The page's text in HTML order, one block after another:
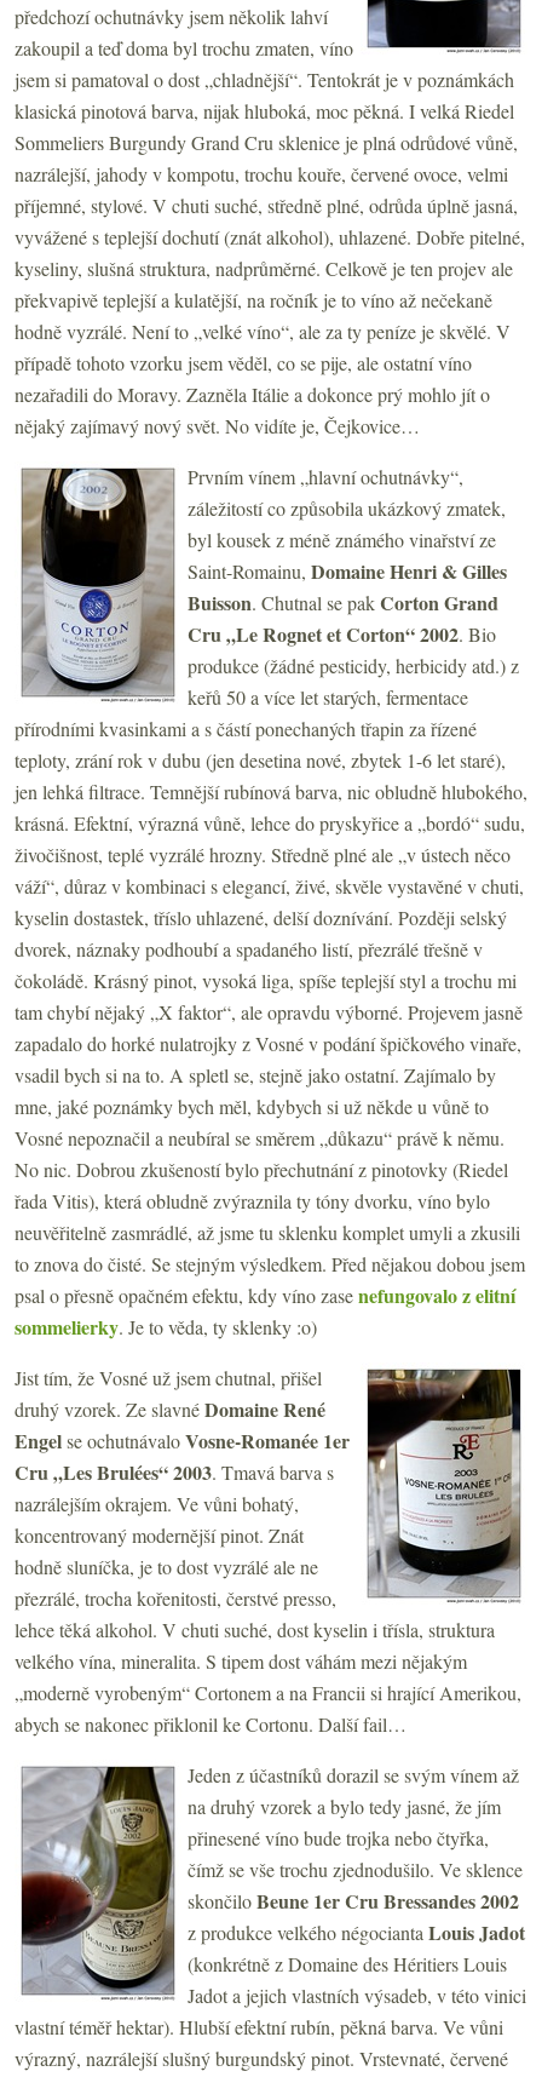
předchozí ochutnávky jsem několik lahví
zakoupil a teď doma byl trochu zmaten, víno
jsem si pamatoval o dost „chladnější“. Tentokrát je v poznámkách
klasická pinotová barva, nijak hluboká, moc pěkná. I velká Riedel
Sommeliers Burgundy Grand Cru sklenice je plná odrůdové vůně,
nazrálejší, jahody v kompotu, trochu kouře, červené ovoce, velmi
příjemné, stylové. V chuti suché, středně plné, odrůda úplně jasná,
vyvážené s teplejší dochutí (znát alkohol), uhlazené. Dobře pitelné,
kyseliny, slušná struktura, nadprůměrné. Celkově je ten projev ale
překvapivě teplejší a kulatější, na ročník je to víno až nečekaně
hodně vyzrálé. Není to „velké víno“, ale za ty peníze je skvělé. V
případě tohoto vzorku jsem věděl, co se pije, ale ostatní víno
nezařadili do Moravy. Zazněla Itálie a dokonce prý mohlo jít o
nějaký zajímavý nový svět. No vidíte je, Čejkovice…
Prvním vínem „hlavní ochutnávky“,
záležitostí co způsobila ukázkový zmatek,
byl kousek z méně známého vinařství ze
Saint-Romainu, Domaine Henri & Gilles
Buisson. Chutnal se pakCorton Grand
Cru „Le Rognet et Corton“ 2002. Bio
produkce (žádné pesticidy, herbicidy atd.) z
keřů 50 a více let starých, fermentace
přírodními kvasinkami a s částí ponechaných třapin za řízené
teploty, zrání rok v dubu (jen desetina nové, zbytek 1-6 let staré),
jen lehká filtrace. Temnější rubínová barva, nic obludně hlubokého,
krásná. Efektní, výrazná vůně, lehce do pryskyřice a „bordó“ sudu,
živočišnost, teplé vyzrálé hrozny. Středně plné ale „v ústech něco
váží“, důraz v kombinaci s elegancí, živé, skvěle vystavěné v chuti,
kyselin dostastek, tříslo uhlazené, delší doznívání. Později selský
dvorek, náznaky podhoubí a spadaného listí, přezrálé třešně v
čokoládě. Krásný pinot, vysoká liga, spíše teplejší styl a trochu mi
tam chybí nějaký „X faktor“, ale opravdu výborné. Projevem jasně
zapadalo do horké nulatrojky z Vosné v podání špičkového vinaře,
vsadil bych si na to. A spletl se, stejně jako ostatní. Zajímalo by
mne, jaké poznámky bych měl, kdybych si už někde u vůně to
Vosné nepoznačil a neubíral se směrem „důkazu“ právě k němu.
No nic. Dobrou zkušeností bylo přechutnání z pinotovky (Riedel
řada Vitis), která obludně zvýraznila ty tóny dvorku, víno bylo
neuvěřitelně zasmrádlé, až jsme tu sklenku komplet umyli a zkusili
to znova do čisté. Se stejným výsledkem. Před nějakou dobou jsem
psal o přesně opačném efektu, kdy víno zasenefungovalo z elitní
sommelierky. Je to věda, ty sklenky :o)
Jist tím, že Vosné už jsem chutnal, přišel
druhý vzorek. Ze slavnéDomaine René
Engelse ochutnávaloVosne-Romanée 1er
Cru „Les Brulées“ 2003. Tmavá barva s
nazrálejším okrajem. Ve vůni bohatý,
koncentrovaný modernější pinot. Znát
hodně sluníčka, je to dost vyzrálé ale ne
přezrálé, trocha kořenitosti, čerstvé presso,
lehce těká alkohol. V chuti suché, dost kyselin i třísla, struktura
velkého vína, mineralita. S tipem dost váhám mezi nějakým
„moderně vyrobeným“ Cortonem a na Francii si hrající Amerikou,
abych se nakonec přiklonil ke Cortonu. Další fail…
Jeden z účastníků dorazil se svým vínem až
na druhý vzorek a bylo tedy jasné, že jím
přinesené víno bude trojka nebo čtyřka,
čímž se vše trochu zjednodušilo. Ve sklence
skončiloBeune 1er Cru Bressandes 2002
z produkce velkého négocianta Louis Jadot
(konkrétně z Domaine des Héritiers Louis
Jadot a jejich vlastních výsadeb, v této vinici
vlastní téměř hektar). Hlubší efektní rubín, pěkná barva. Ve vůni
výrazný, nazrálejší slušný burgundský pinot. Vrstevnaté, červené